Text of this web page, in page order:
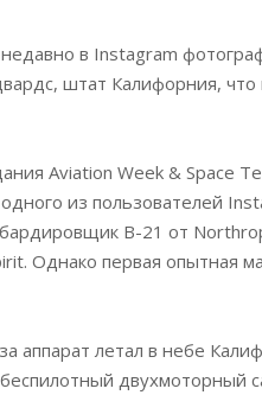
в Instagram
штат Калифорния,
Aviation Week & Space
из пользователей
В-21 от
Однако первая опытная
аппарат летал в небе
двухмоторный